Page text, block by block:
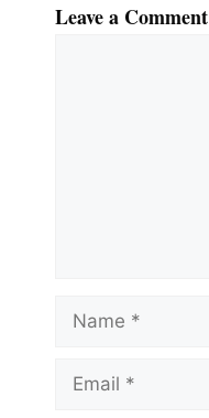
Leave a Comment
Name
Email